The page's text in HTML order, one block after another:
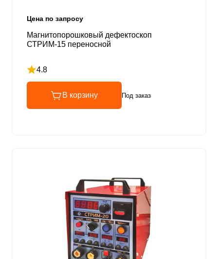
Цена по запросу
Магнитопорошковый дефектоскоп
СТРИМ-15 переносной
4.8
Рейтинг 4.8 из 5
В корзину Под заказ